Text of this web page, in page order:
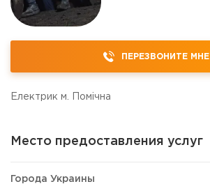
ПЕРЕЗВОНИТЕ МНЕ
Електрик м. Помічна
Место предоставления услуг
Города Украины